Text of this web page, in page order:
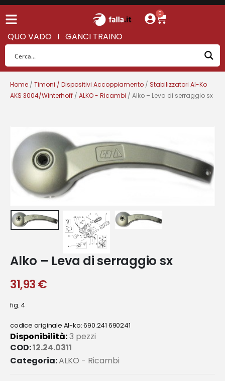
0
QUO VADO GANCI TRAINO
Home / Timoni / Dispositivi Accoppiamento / Stabilizzatori Al-Ko
AKS 3004/Winterhoff / ALKO - Ricambi / Alko – Leva di serraggio sx
Alko – Leva di serraggio sx
31,93€
fig. 4
codice originale Al-ko: 690.241 690241
Disponibilità:3 pezzi
COD:12.24.0311
Categoria:ALKO - Ricambi